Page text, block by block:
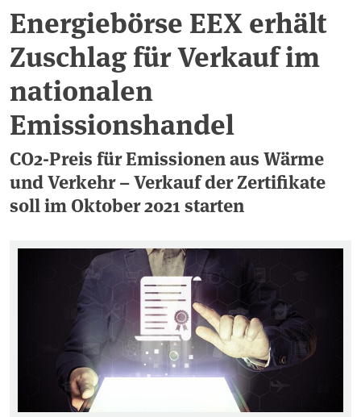
Energiebörse EEX erhält
Zuschlag für Verkauf im
nationalen
Emissionshandel
CO2-Preis für Emissionen aus Wärme
und Verkehr – Verkauf der Zertifikate
soll im Oktober 2021 starten